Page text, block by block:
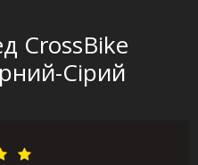
CrossBike
Сірий